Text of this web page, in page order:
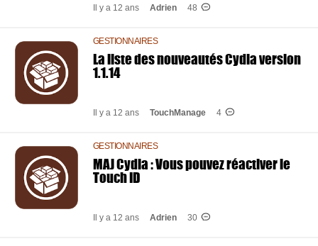
Il y a 12 ans Adrien 48
GESTIONNAIRES
La liste des nouveautés Cydia version
1.1.14
Il y a 12 ans TouchManage 4
GESTIONNAIRES
MAJ Cydia : Vous pouvez réactiver le
Touch ID
Il y a 12 ans Adrien 30